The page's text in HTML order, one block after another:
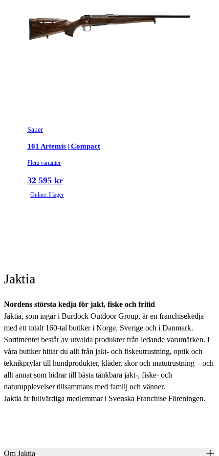
Sauer
101 Artemis | Compact
Flera varianter
32 595 kr
Online: I lager
Jaktia
Nordens största kedja för jakt, fiske och fritid
Jaktia, som ingår i Burdock Outdoor Group, är en franchisekedja
med ett totalt 160-tal butiker i Norge, Sverige och i Danmark.
Sortimentet består av utvalda produkter från ledande varumärken. I
våra butiker hittar du allt från jakt- och fiskeutrustning, optik och
teknikprylar till hundprodukter, kläder, skor och matutrustning – och
allt annat som bidrar till bästa tänkbara jakt-, fiske- och
naturupplevelser tillsammans med familj och vänner.
Jaktia är fullvärdiga medlemmar i Svenska Franchise Föreningen.
Om Jaktia